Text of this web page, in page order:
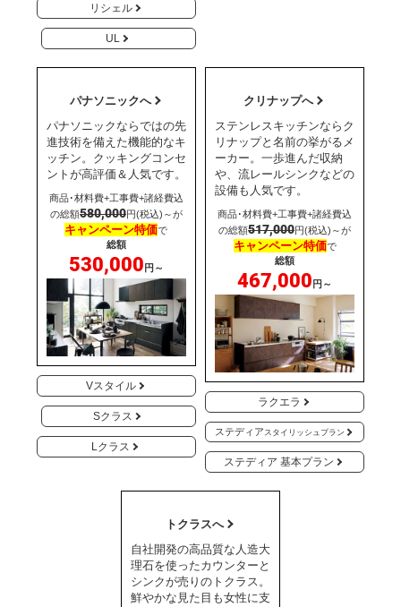
リシェル
UL
パナソニックへ
パナソニックならではの先
進技術を備えた機能的なキ
ッチン。クッキングコンセ
ントが高評価＆人気です。
商品･材料費+工事費+諸経費込
の総額580,000円(税込)～が
キャンペーン特価で
総額
530,000 円～
Vスタイル
Sクラス
Lクラス
クリナップへ
ステンレスキッチンならク
リナップと名前の挙がるメ
ーカー。一歩進んだ収納
や、流レールシンクなどの
設備も人気です。
商品･材料費+工事費+諸経費込
の総額517,000円(税込)～が
キャンペーン特価で
総額
467,000 円～
ラクエラ
ステディア スタイリッシュプラン
ステディア 基本プラン
トクラスへ
自社開発の高品質な人造大
理石を使ったカウンターと
シンクが売りのトクラス。
鮮やかな見た目も女性に支